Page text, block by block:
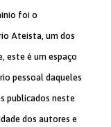
foi o
Ateísta, um dos
este é um espaço
pessoal daqueles
publicados neste
dos autores e